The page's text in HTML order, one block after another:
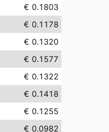
€ 0.1803
€ 0.1178
€ 0.1320
€ 0.1577
€ 0.1322
€ 0.1418
€ 0.1255
€ 0.0982